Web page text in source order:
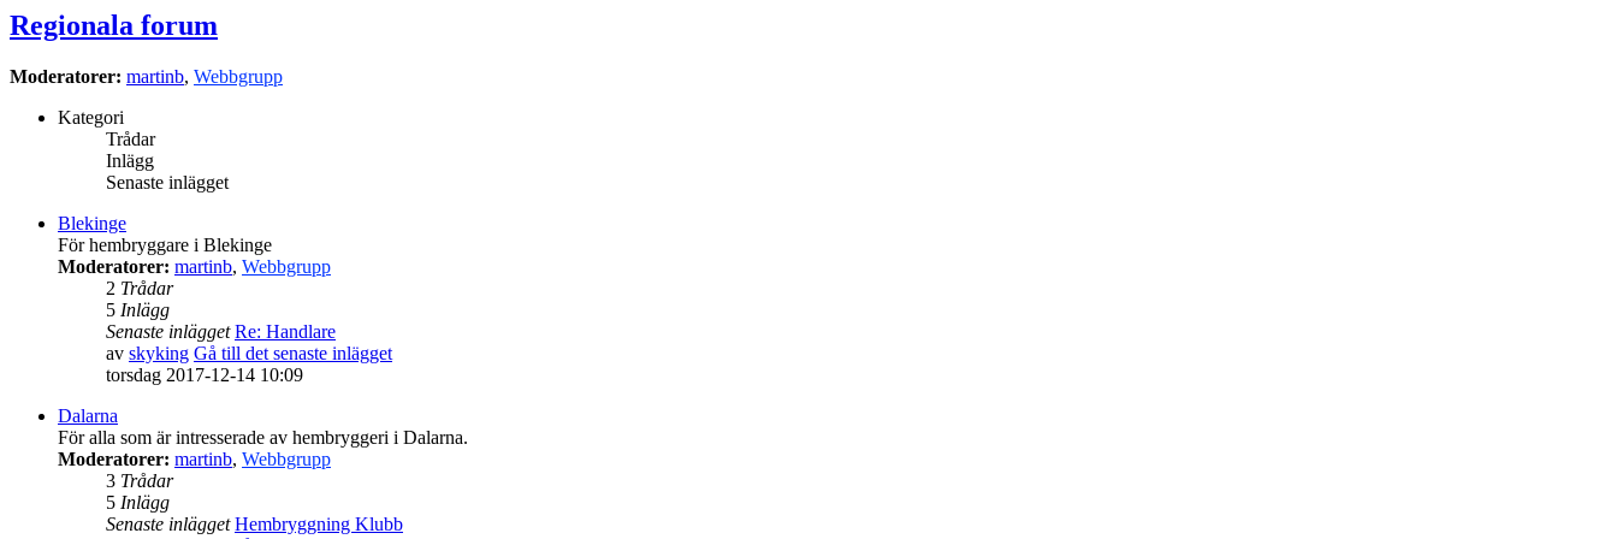
Regionala forum
Moderatorer: martinb, Webbgrupp
Kategori
Trådar
Inlägg
Senaste inlägget
Blekinge
För hembryggare i Blekinge
Moderatorer: martinb, Webbgrupp
2 Trådar
5 Inlägg
Senaste inlägget Re: Handlare
av skyking Gå till det senaste inlägget
torsdag 2017-12-14 10:09
Dalarna
För alla som är intresserade av hembryggeri i Dalarna.
Moderatorer: martinb, Webbgrupp
3 Trådar
5 Inlägg
Senaste inlägget Hembryggning Klubb